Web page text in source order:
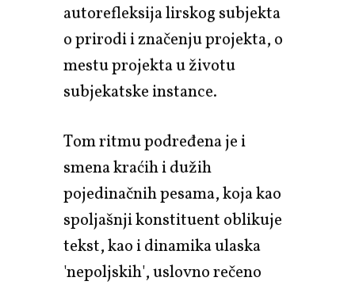
autorefleksija lirskog subjekta
o prirodi i značenju projekta, o
mestu projekta u životu
subjekatske instance.
Tom ritmu podređena je i
smena kraćih i dužih
pojedinačnih pesama, koja kao
spoljašnji konstituent oblikuje
tekst, kao i dinamika ulaska
'nepoljskih', uslovno rečeno